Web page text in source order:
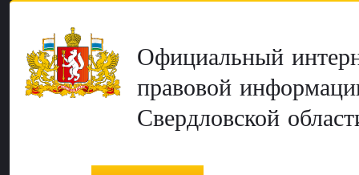
Официальный
правовой
Свердловской